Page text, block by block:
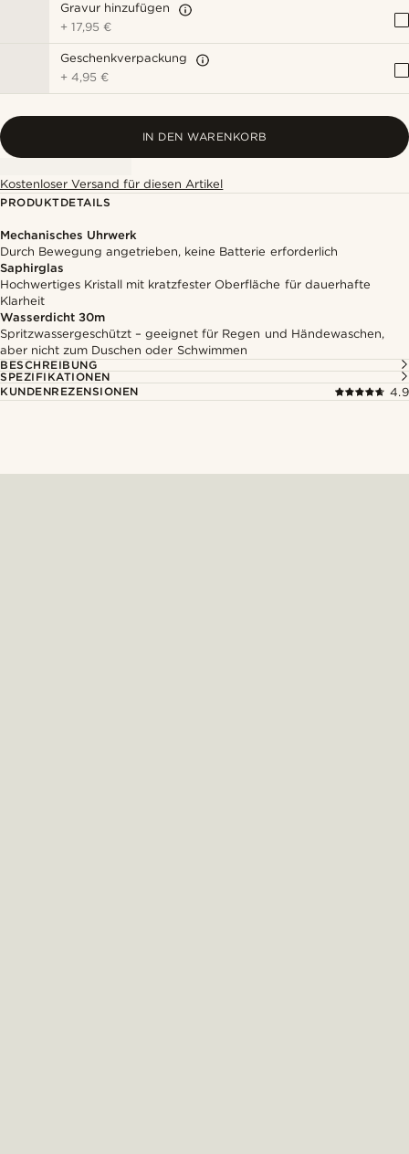
Gravur hinzufügen
+17,95 €
Geschenkverpackung
+4,95 €
IN DEN WARENKORB
Kostenloser Versand für diesen Artikel
PRODUKTDETAILS
Mechanisches Uhrwerk
Durch Bewegung angetrieben, keine Batterie erforderlich
Saphirglas
Hochwertiges Kristall mit kratzfester Oberfläche für dauerhafte
Klarheit
Wasserdicht 30m
Spritzwassergeschützt – geeignet für Regen und Händewaschen,
aber nicht zum Duschen oder Schwimmen
BESCHREIBUNG
SPEZIFIKATIONEN
KUNDENREZENSIONEN
4.9